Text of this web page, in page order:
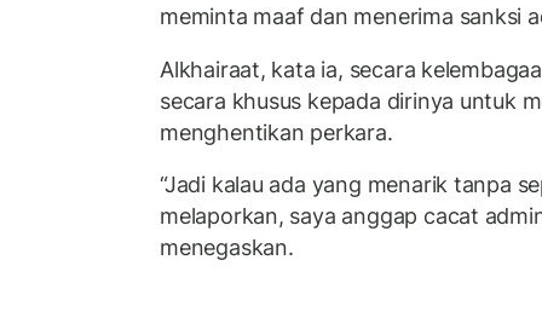
meminta maaf dan menerima sanksi
Alkhairaat, kata ia, secara
secara khusus kepada dirinya untuk
menghentikan perkara.
“Jadi kalau ada yang menarik tanpa
melaporkan, saya anggap cacat
menegaskan.